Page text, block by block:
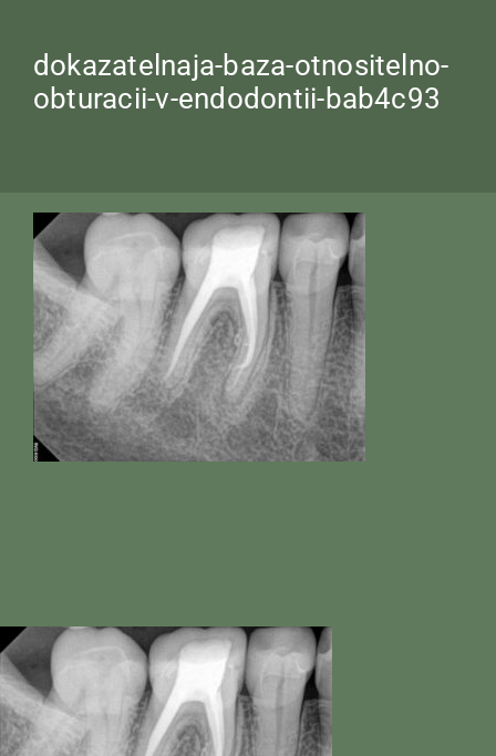
dokazatelnaja-baza-otnositelno-
obturacii-v-endodontii-bab4c93